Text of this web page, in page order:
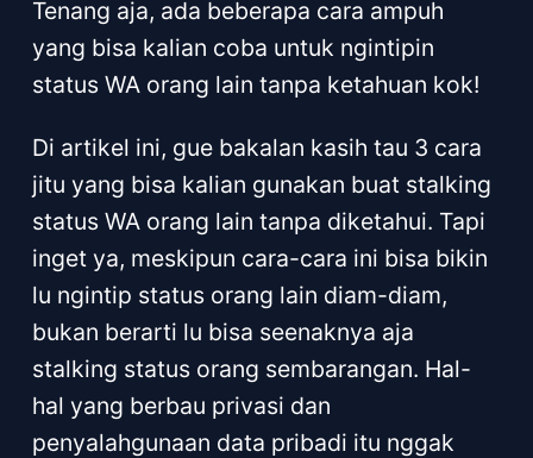
Tenang aja, ada beberapa cara ampuh
yang bisa kalian coba untuk ngintipin
status WA orang lain tanpa ketahuan kok!
Di artikel ini, gue bakalan kasih tau 3 cara
jitu yang bisa kalian gunakan buat stalking
status WA orang lain tanpa diketahui. Tapi
inget ya, meskipun cara-cara ini bisa bikin
lu ngintip status orang lain diam-diam,
bukan berarti lu bisa seenaknya aja
stalking status orang sembarangan. Hal-
hal yang berbau privasi dan
penyalahgunaan data pribadi itu nggak